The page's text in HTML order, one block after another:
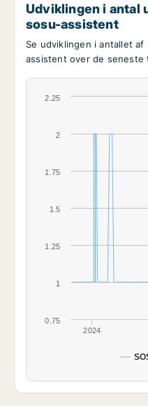
Udviklingen i antal
sosu-assistent
Se udviklingen i antallet
assistent over de seneste
2024
1
2
0.75
1.25
1.5
1.75
2.25